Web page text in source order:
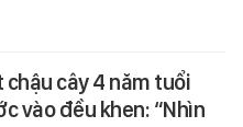
cây 4 năm tuổi
vào đều khen: “Nhìn